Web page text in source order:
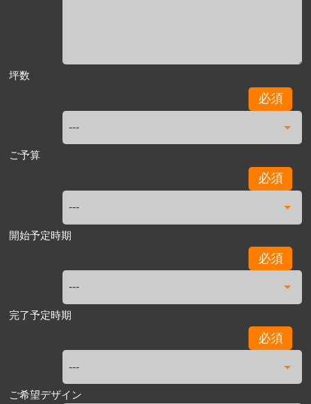
坪数
必須
ご予算
必須
開始予定時期
必須
完了予定時期
必須
ご希望デザイン